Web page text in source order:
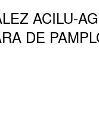
ACILU-
DE